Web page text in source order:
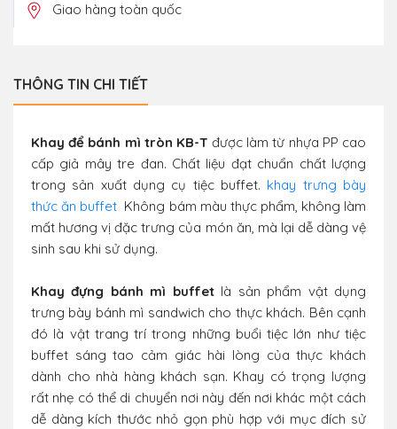
Giao hàng toàn quốc
THÔNG TIN CHI TIẾT
Khay để bánh mì tròn KB-T được làm từ nhựa PP cao
cấp giả mây tre đan. Chất liệu đạt chuẩn chất lượng
trong sản xuất dụng cụ tiệc buffet. khay trưng bày
thức ăn buffet Không bám màu thực phẩm, không làm
mất hương vị đặc trưng của món ăn, mà lại dễ dàng vệ
sinh sau khi sử dụng.
Khay đựng bánh mì buffetlà sản phẩm vật dụng
trưng bày bánh mì sandwich cho thực khách. Bên cạnh
đó là vật trang trí trong những buổi tiệc lớn như tiệc
buffet sáng tao cảm giác hài lòng của thực khách
dành cho nhà hàng khách sạn. Khay có trọng lượng
rất nhẹ có thể di chuyển nơi này đến nơi khác một cách
dễ dàng kích thước nhỏ gọn phù hợp với mục đích sử